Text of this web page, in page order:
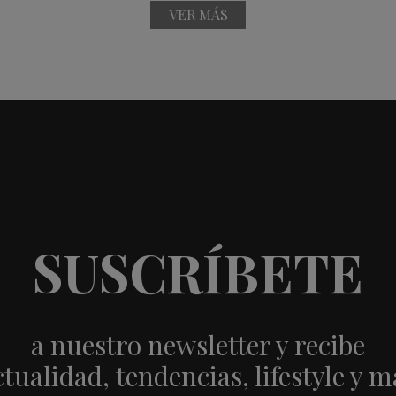
VER MÁS
SUSCRÍBETE
a nuestro newsletter y recibe
tendencias, lifestyle y